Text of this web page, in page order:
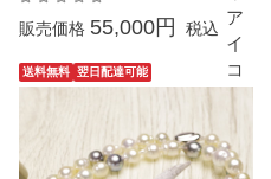
葬祭 葬儀 フォーマル パーテ
ィー カジュアル 普段使い 大
粒 大ぶり
販売価格 55,000円 税込
送料無料 翌日配達可能